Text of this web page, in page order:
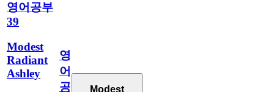
영어공부
39
Modest
Radiant
Ashley
영
어
공
Modest